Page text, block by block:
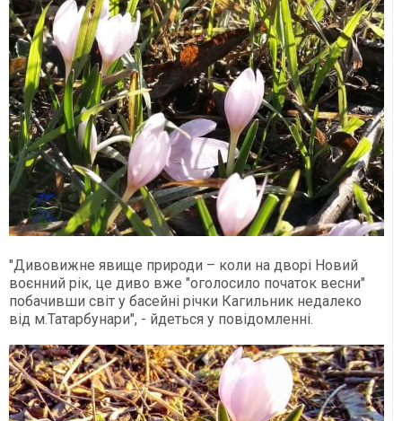
"Дивовижне явище природи – коли на дворі Новий
воєнний рік, це диво вже "оголосило початок весни"
побачивши світ у басейні річки Кагильник недалеко
від м.Татарбунари", - йдеться у повідомленні.